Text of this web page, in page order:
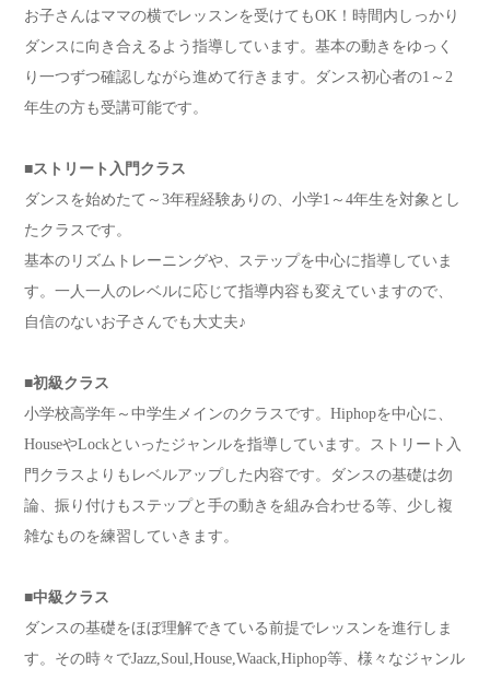
お子さんはママの横でレッスンを受けてもOK！時間内しっかり
ダンスに向き合えるよう指導しています。基本の動きをゆっく
り一つずつ確認しながら進めて行きます。ダンス初心者の1～2
年生の方も受講可能です。
■ストリート入門クラス
ダンスを始めたて～3年程経験ありの、小学1～4年生を対象とし
たクラスです。
基本のリズムトレーニングや、ステップを中心に指導していま
す。一人一人のレベルに応じて指導内容も変えていますので、
自信のないお子さんでも大丈夫♪
■初級クラス
小学校高学年～中学生メインのクラスです。Hiphopを中心に、
HouseやLockといったジャンルを指導しています。ストリート入
門クラスよりもレベルアップした内容です。ダンスの基礎は勿
論、振り付けもステップと手の動きを組み合わせる等、少し複
雑なものを練習していきます。
■中級クラス
ダンスの基礎をほぼ理解できている前提でレッスンを進行しま
す。その時々でJazz,Soul,House,Waack,Hiphop等、様々なジャンル